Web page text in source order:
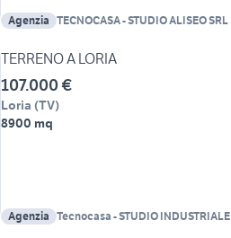
Agenzia TECNOCASA - STUDIO ALISEO SRL
TERRENO A LORIA
107.000 €
Loria (TV)
8900 mq
Agenzia Tecnocasa - STUDIO INDUSTRIALE